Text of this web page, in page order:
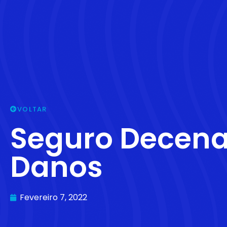
VOLTAR
Seguro
Danos
Fevereiro 7, 2022